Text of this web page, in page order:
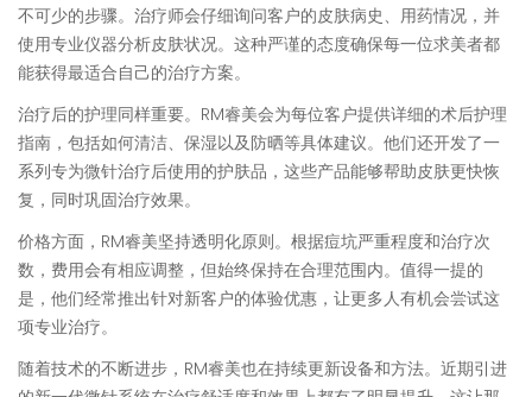
不可少的步骤。治疗师会仔细询问客户的皮肤病史、用药情况，并
使用专业仪器分析皮肤状况。这种严谨的态度确保每一位求美者都
能获得最适合自己的治疗方案。
治疗后的护理同样重要。RM睿美会为每位客户提供详细的术后护理
指南，包括如何清洁、保湿以及防晒等具体建议。他们还开发了一
系列专为微针治疗后使用的护肤品，这些产品能够帮助皮肤更快恢
复，同时巩固治疗效果。
价格方面，RM睿美坚持透明化原则。根据痘坑严重程度和治疗次
数，费用会有相应调整，但始终保持在合理范围内。值得一提的
是，他们经常推出针对新客户的体验优惠，让更多人有机会尝试这
项专业治疗。
随着技术的不断进步，RM睿美也在持续更新设备和方法。近期引进